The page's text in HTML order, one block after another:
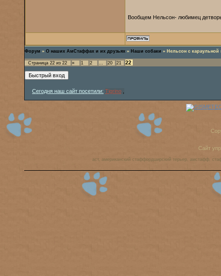
Вообщем Нельсон- любимец
Форум » О наших АмСтаффах и их друзьях » Наши собаки » Нельсон с караульной
Страница 22 из 22 « 1 2 … 20 21 22
Сегодня наш сайт посетили: Tigrino
Сайт
аст, американский стаффордширский терьер, амстафф,